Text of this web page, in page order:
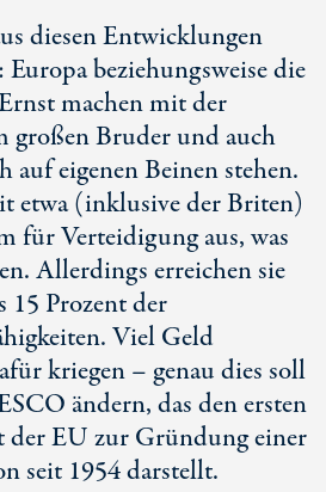
diesen Entwicklungen
beziehungsweise die
machen mit der
großen Bruder und auch
auf eigenen Beinen stehen.
etwa (inklusive der Briten)
für Verteidigung aus, was
Allerdings erreichen sie
15 Prozent der
Viel Geld
kriegen – genau dies soll
ändern, das den ersten
der EU zur Gründung einer
seit 1954 darstellt.